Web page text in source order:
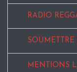
RADIO
MENTIONS